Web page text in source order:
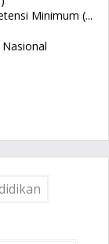
Minimum (...